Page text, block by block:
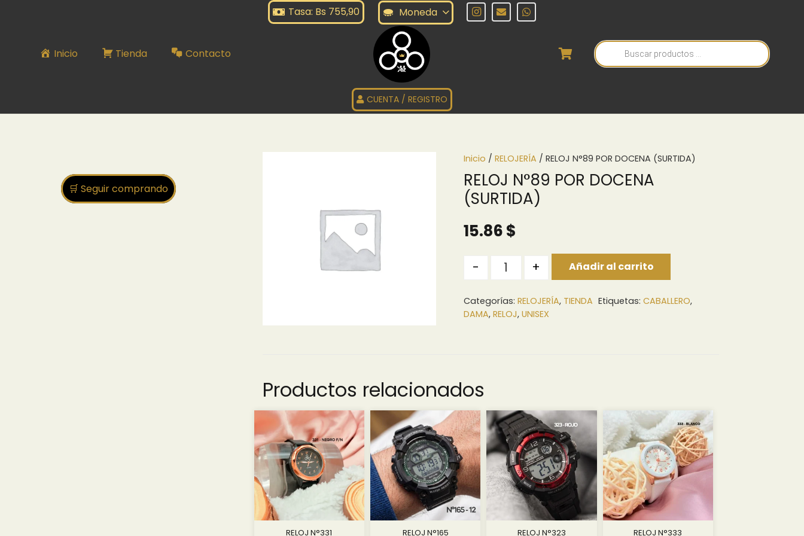
Tasa: Bs 755,90 Moneda
Inicio Tienda Contacto
Búsqueda
de
productos
CUENTA / REGISTRO
Inicio / RELOJERÍA / RELOJ N°89 POR DOCENA (SURTIDA)
RELOJ N°89 POR DOCENA
(SURTIDA)
15.86$
- + Añadir al carrito
Categorías: RELOJERÍA, TIENDA Etiquetas: CABALLERO,
DAMA, RELOJ, UNISEX
Productos relacionados
RELOJ N°331 RELOJ N°165 RELOJ N°323 RELOJ N°333
🛒 Seguir comprando